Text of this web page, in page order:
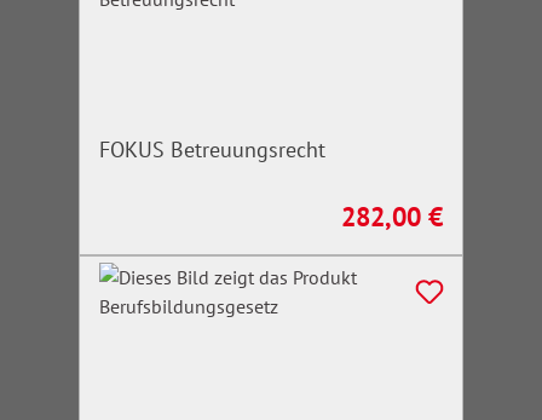
FOKUS Betreuungsrecht
Regulärer Preis:
282,00 €